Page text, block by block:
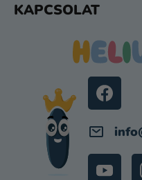
KAPCSOLAT
info